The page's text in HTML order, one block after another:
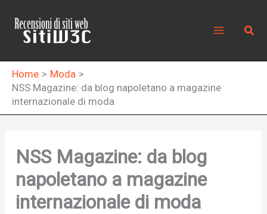
contenuto
Home
Moda
NSS Magazine: da blog napoletano a magazine
internazionale di moda
NSS Magazine: da blog
napoletano a magazine
internazionale di moda